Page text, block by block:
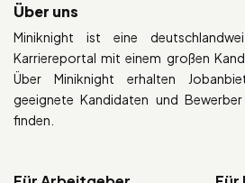
Über uns
Miniknight ist eine
Karriereportal mit einem großen
Über Miniknight erhalten
geeignete Kandidaten und
finden.